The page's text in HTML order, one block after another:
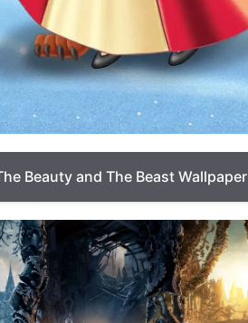
Beauty and The Beast Wallpaper